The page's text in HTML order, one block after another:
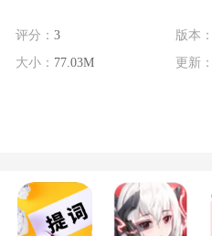
评分： 3 版本：
大小： 77.03M 更新：